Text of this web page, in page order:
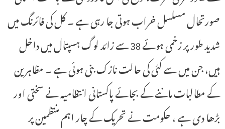
صورتحال مسلسل خراب ہوتی جا رہی ہے ۔ کل کی فائرنگ میں
شدید طور پر زخمی ہوئے 38 سے زائد لوگ ہسپتال میں داخل
ہیں، جن میں سے کئی کی حالت نازک بنی ہوئی ہے ۔ مظاہرین
کے مطالبات ماننے کے بجائے پاکستانی انتظامیہ نے سختی اور
بڑھا دی ہے ، حکومت نے تحریک کے چار اہم منتظمین پر